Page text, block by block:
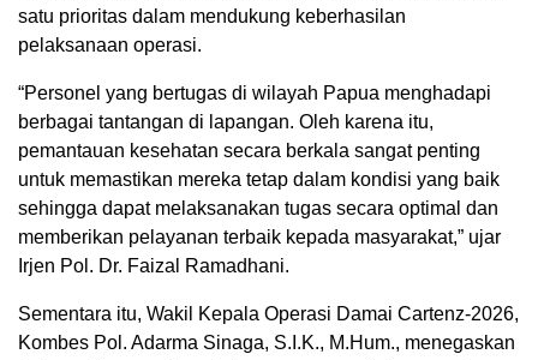
satu prioritas dalam mendukung keberhasilan
pelaksanaan operasi.
“Personel yang bertugas di wilayah Papua menghadapi
berbagai tantangan di lapangan. Oleh karena itu,
pemantauan kesehatan secara berkala sangat penting
untuk memastikan mereka tetap dalam kondisi yang baik
sehingga dapat melaksanakan tugas secara optimal dan
memberikan pelayanan terbaik kepada masyarakat,” ujar
Irjen Pol. Dr. Faizal Ramadhani.
Sementara itu, Wakil Kepala Operasi Damai Cartenz-2026,
Kombes Pol. Adarma Sinaga, S.I.K., M.Hum., menegaskan